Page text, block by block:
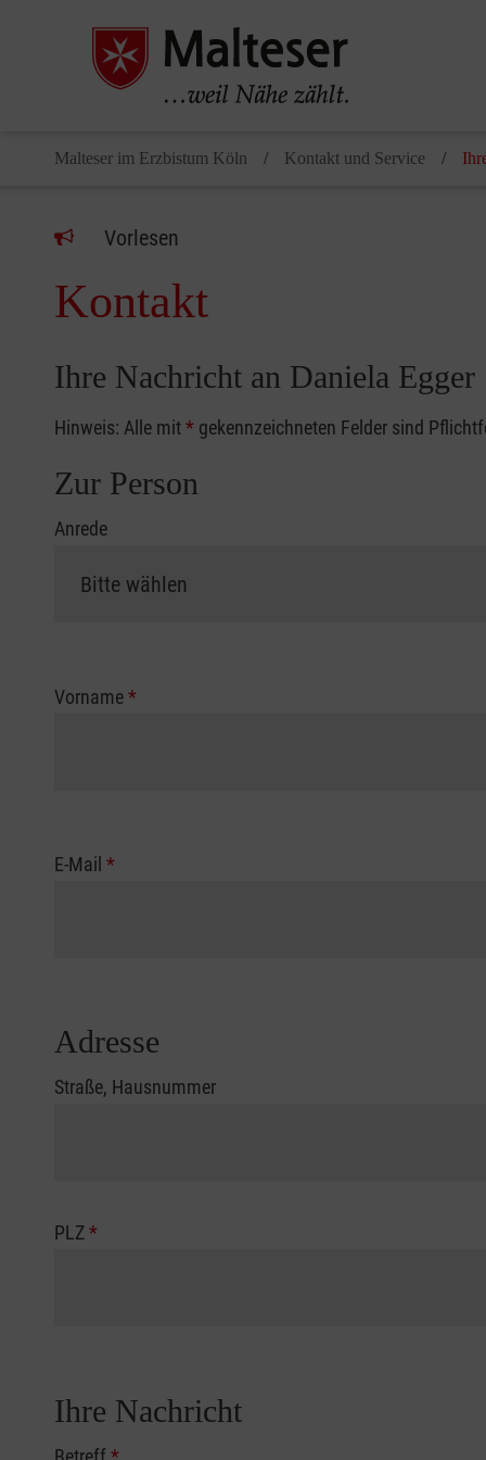
Malteser im Erzbistum Köln Kontakt und Service
Vorlesen
Kontakt
Ihre Nachricht an Daniela Egger
Hinweis: Alle mit* gekennzeichneten Felder sind
Zur Person
Anrede
Vorname*
E-Mail *
Adresse
Straße, Hausnummer
PLZ*
Ihre Nachricht